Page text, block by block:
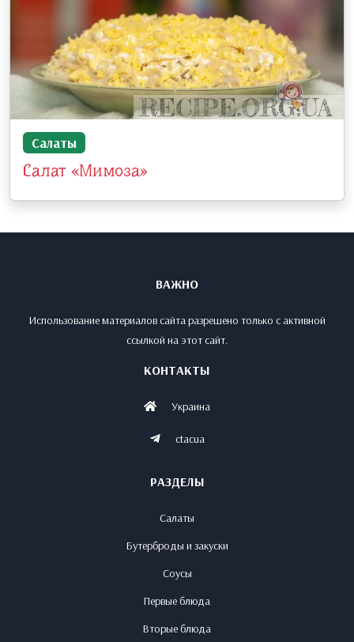
Салаты
Салат «Мимоза»
ВАЖНО
Использование материалов сайта разрешено только с активной
ссылкой на этот сайт.
КОНТАКТЫ
Украина
ctacua
РАЗДЕЛЫ
Салаты
Бутерброды и закуски
Соусы
Первые блюда
Вторые блюда